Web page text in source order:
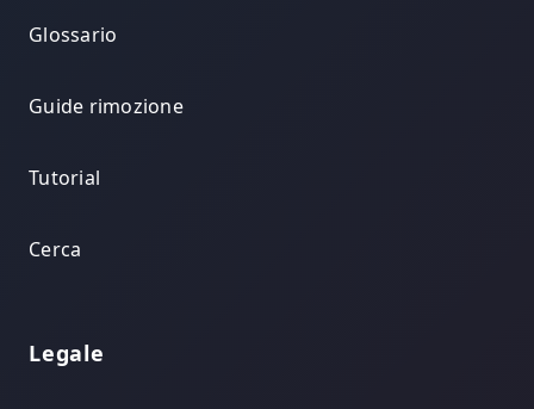
Glossario
Guide rimozione
Tutorial
Cerca
Legale